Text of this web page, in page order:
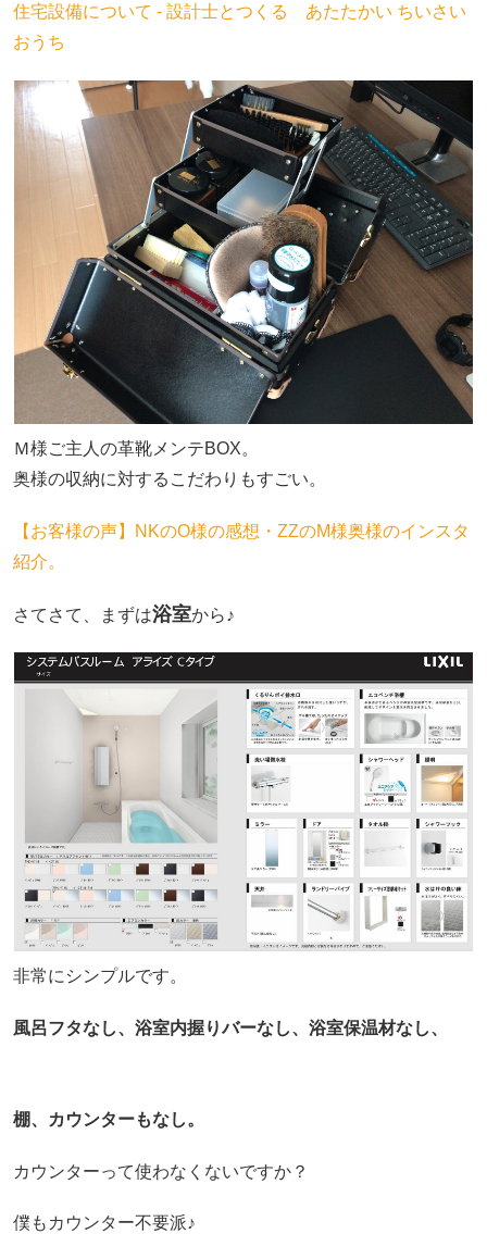
住宅設備について - 設計士とつくる あたたかい ちいさい
おうち
Ｍ様ご主人の革靴メンテBOX。
奥様の収納に対するこだわりもすごい。
【お客様の声】NKのO様の感想・ZZのM様奥様のインスタ
紹介。
さてさて、まずは浴室から♪
非常にシンプルです。
風呂フタなし、浴室内握りバーなし、浴室保温材なし、
棚、カウンターもなし。
カウンターって使わなくないですか？
僕もカウンター不要派♪